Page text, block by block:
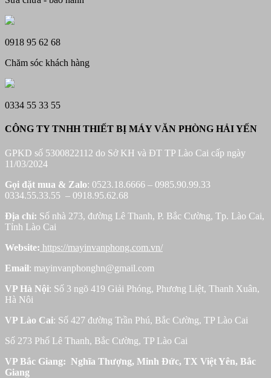
0918 95 62 68
Chăm sóc khách hàng
0334 55 33 55
CÔNG TY TNHH THIẾT BỊ MÁY VĂN PHÒNG HẢI YẾN
GPKD số 5300822112 do Sở KH và ĐT TP Lào Cai cấp ngày
11/03/2024
Gọi đặt mua & Zalo: 0523.18.6666 – 0985.90.99.33
0334.55.33.55 – 0918.95.62.68
Địa chỉ: Số nhà 273, đường Lê Thanh, P. Bắc Cường, Tp. Lào Cai,
Tỉnh Lào Cai
Website: https://mayinvanphong.com.vn/
Email: mayinvanphonghn@gmail.com
VP Hà Nội: Số 3 ngõ 419 Giải Phóng, Phương Liệt, Thanh Xuân,
Hà Nôi
VP Lào Cai: Số 427 đường Trần Phú, Bắc Cường, TP Lào Cai
Số 273 Phố Lê Thanh, Bắc Cường, TP Lào Cai
VP Bắc Giang: Nghĩa Thượng, Minh Đức, TX Việt Yên, Bắc
Giang